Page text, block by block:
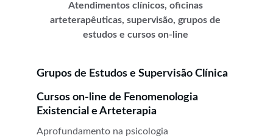
Atendimentos clínicos, oficinas
arteterapêuticas, supervisão, grupos de
estudos e cursos on-line
Grupos de Estudos e Supervisão Clínica
Aprofundamento na psicologia
Cursos on-line de Fenomenologia
Existencial e Arteterapia